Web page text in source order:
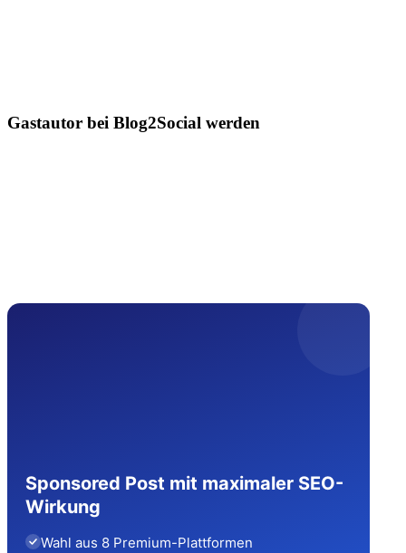
Gastautor bei Blog2Social werden
Sponsored Post mit maximaler SEO-
Wirkung
Wahl aus 8 Premium-Plattformen